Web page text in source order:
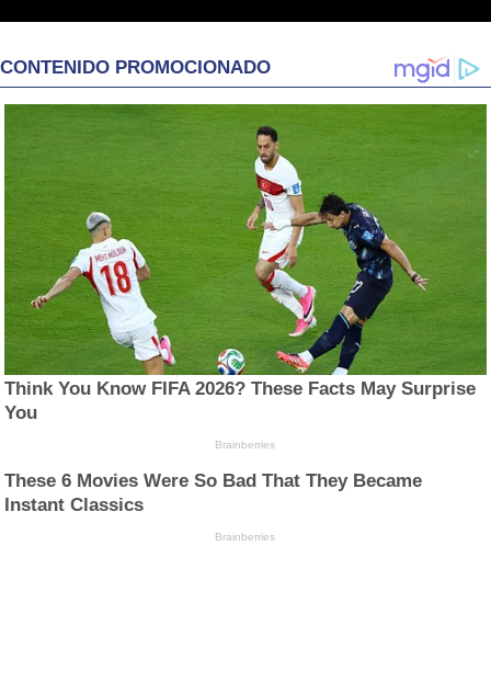
CONTENIDO PROMOCIONADO
Think You Know FIFA 2026? These Facts May Surprise
You
Brainberries
These 6 Movies Were So Bad That They Became
Instant Classics
Brainberries